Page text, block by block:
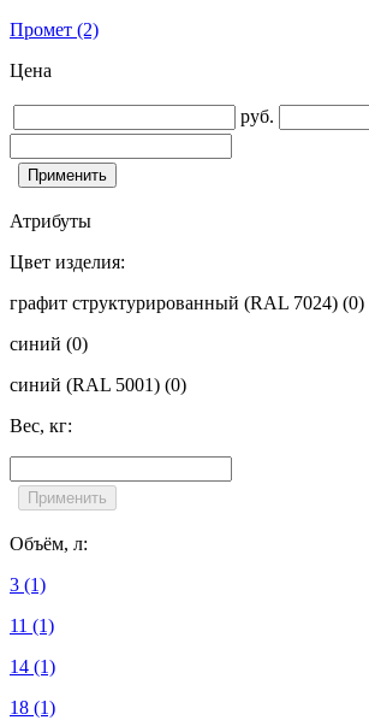
Промет (2)
Цена
руб.
Атрибуты
Цвет изделия:
графит структурированный (RAL 7024) (0)
синий (0)
синий (RAL 5001) (0)
Вес, кг:
Объём, л:
3 (1)
11 (1)
14 (1)
18 (1)